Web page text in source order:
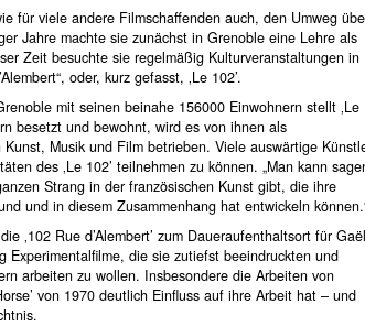
für viele andere Filmschaffenden auch, den Umweg
Jahre machte sie zunächst in Grenoble eine Lehre als
Zeit besuchte sie regelmäßig Kulturveranstaltungen in
oder, kurz gefasst, ‚Le 102’.
mit seinen beinahe 156000 Einwohnern stellt ‚Le
besetzt und bewohnt, wird es von ihnen als
Musik und Film betrieben. Viele auswärtige
des ‚Le 102’ teilnehmen zu können. „Man kann
Strang in der französischen Kunst gibt, die ihre
und in diesem Zusammenhang hat entwickeln
‚102 Rue d’Alembert’ zum Daueraufenthaltsort für
Experimentalfilme, die sie zutiefst beeindruckten und
arbeiten zu wollen. Insbesondere die Arbeiten von
von 1970 deutlich Einfluss auf ihre Arbeit hat – und